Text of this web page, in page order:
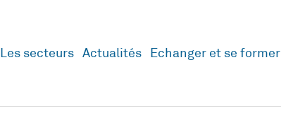
Les secteurs Actualités Echanger et se former